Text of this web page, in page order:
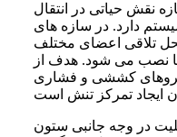
نقش حیاتی در انتقال
دارد. در سازه‌ های
تلاقی اعضای مختلف
نصب می‌ شود. هدف از
کششی و فشاری
در وجه جانبی ستون